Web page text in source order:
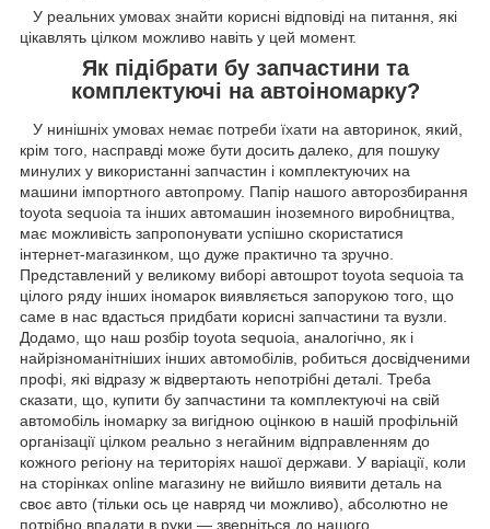
У реальних умовах знайти корисні відповіді на питання, які
цікавлять цілком можливо навіть у цей момент.
Як підібрати бу запчастини та
комплектуючі на автоіномарку?
У нинішніх умовах немає потреби їхати на авторинок, який,
крім того, насправді може бути досить далеко, для пошуку
минулих у використанні запчастин і комплектуючих на
машини імпортного автопрому. Папір нашого авторозбирання
toyota sequoia та інших автомашин іноземного виробництва,
має можливість запропонувати успішно скористатися
інтернет-магазинком, що дуже практично та зручно.
Представлений у великому виборі автошрот toyota sequoia та
цілого ряду інших іномарок виявляється запорукою того, що
саме в нас вдасться придбати корисні запчастини та вузли.
Додамо, що наш розбір toyota sequoia, аналогічно, як і
найрізноманітніших інших автомобілів, робиться досвідченими
профі, які відразу ж відвертають непотрібні деталі. Треба
сказати, що, купити бу запчастини та комплектуючі на свій
автомобіль іномарку за вигідною оцінкою в нашій профільній
організації цілком реально з негайним відправленням до
кожного регіону на територіях нашої держави. У варіації, коли
на сторінках online магазину не вийшло виявити деталь на
своє авто (тільки ось це навряд чи можливо), абсолютно не
потрібно впадати в руки — зверніться до нашого